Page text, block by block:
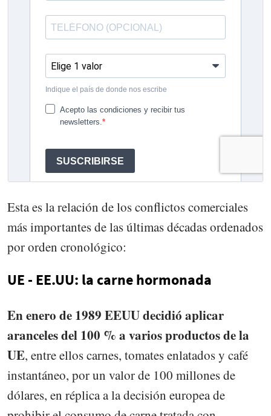
Esta es la relación de los conflictos comerciales
más importantes de las últimas décadas ordenados
por orden cronológico:
UE - EE.UU: la carne hormonada
En enero de 1989 EEUU decidió aplicar
aranceles del 100 % a varios productos de la
UE, entre ellos carnes, tomates enlatados y café
instantáneo, por un valor de 100 millones de
dólares, en réplica a la decisión europea de